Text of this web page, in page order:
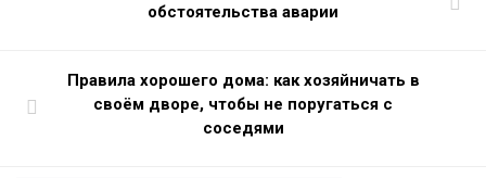
обстоятельства аварии
Правила хорошего дома: как хозяйничать в
своём дворе, чтобы не поругаться с
соседями